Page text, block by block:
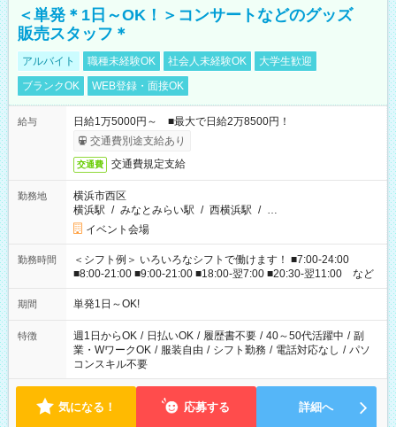
＜単発＊1日～OK！＞コンサートなどのグッズ
販売スタッフ＊
アルバイト 職種未経験OK 社会人未経験OK
大学生歓迎
ブランクOK
WEB登録・面接OK
給与
日給1万5000円～ ■最大で日給2万8500円！
交通費別途支給あり
交通費 交通費規定支給
勤務地
横浜市西区
横浜駅 / みなとみらい駅 / 西横浜駅 / …
イベント会場
勤務時間
＜シフト例＞ いろいろなシフトで働けます！ ■7:00-24:00
■8:00-21:00 ■9:00-21:00 ■18:00-翌7:00 ■20:30-翌11:00 など
期間 単発1日～OK!
特徴 週1日からOK / 日払いOK / 履歴書不要 / 40～50代活躍中 / 副
業・WワークOK / 服装自由 / シフト勤務 / 電話対応なし / パソ
コンスキル不要
気になる！ 応募する 詳細へ